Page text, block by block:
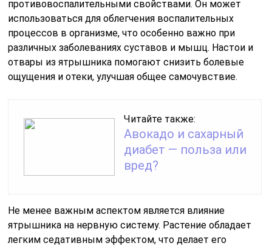
противовоспалительными свойствами. Он может
использоваться для облегчения воспалительных
процессов в организме, что особенно важно при
различных заболеваниях суставов и мышц. Настои и
отвары из ятрышника помогают снизить болевые
ощущения и отеки, улучшая общее самочувствие.
Читайте также:
Авокадо и сахарный
диабет — польза или
вред?
Не менее важным аспектом является влияние
ятрышника на нервную систему. Растение обладает
легким седативным эффектом, что делает его